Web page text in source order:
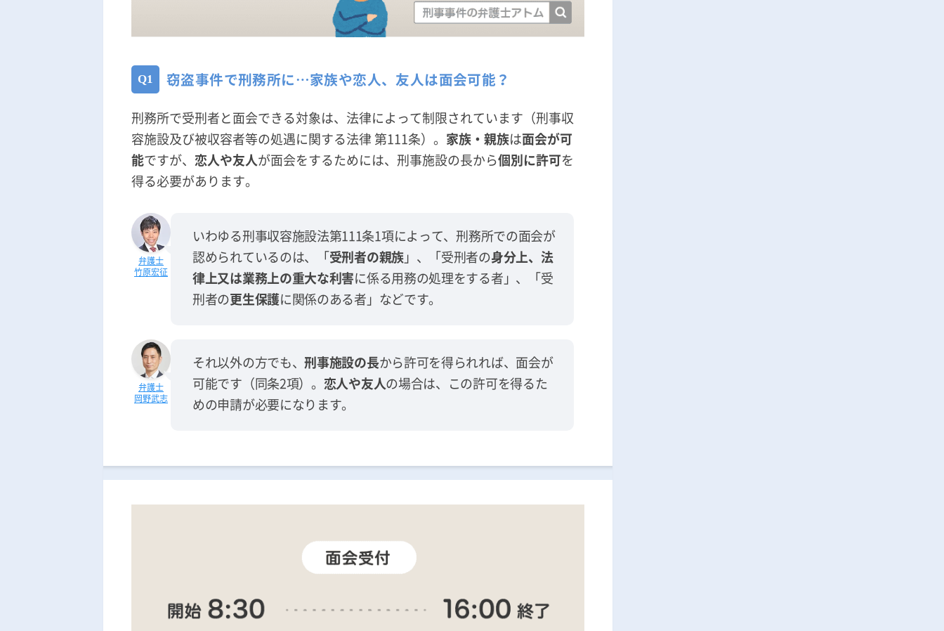
窃盗事件で刑務所に…家族や恋人、友人は面会可能？
刑務所で受刑者と面会できる対象は、法律によって制限されています（刑事収
容施設及び被収容者等の処遇に関する法律 第111条）。 家族・親族は面会が可
能ですが、 恋人や友人 が面会をするためには、刑事施設の長から個別に許可を
得る必要があります。
竹原宏征
いわゆる刑事収容施設法第111条1項によって、刑務所での面会が
認められているのは、「 受刑者の親族」、「受刑者の身分上、法
律上又は業務上の重大な利害に係る用務の処理をする者」、「受
刑者の更生保護に関係のある者」などです。
岡野武志
それ以外の方でも、刑事施設の長から許可を得られれば、面会が
可能です（同条2項）。 恋人や友人の場合は、この許可を得るた
めの申請が必要になります。